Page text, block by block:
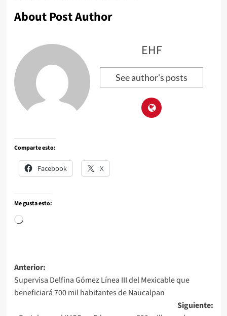
About Post Author
EHF
See author's posts
Comparte esto:
Facebook X
Me gusta esto:
Anterior:
Supervisa Delfina Gómez Línea III del Mexicable que
beneficiará 700 mil habitantes de Naucalpan
Siguiente: